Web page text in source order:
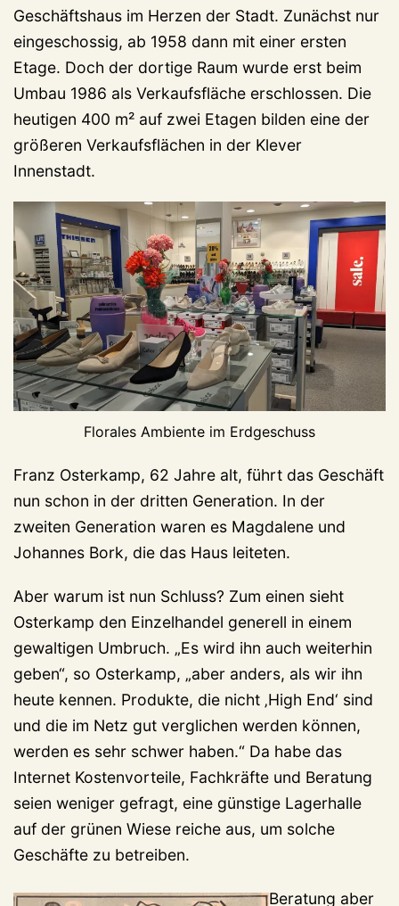
Geschäftshaus im Herzen der Stadt. Zunächst nur
eingeschossig, ab 1958 dann mit einer ersten
Etage. Doch der dortige Raum wurde erst beim
Umbau 1986 als Verkaufsfläche erschlossen. Die
heutigen 400 m² auf zwei Etagen bilden eine der
größeren Verkaufsflächen in der Klever
Innenstadt.
Florales Ambiente im Erdgeschuss
Franz Osterkamp, 62 Jahre alt, führt das Geschäft
nun schon in der dritten Generation. In der
zweiten Generation waren es Magdalene und
Johannes Bork, die das Haus leiteten.
Aber warum ist nun Schluss? Zum einen sieht
Osterkamp den Einzelhandel generell in einem
gewaltigen Umbruch. „Es wird ihn auch weiterhin
geben“, so Osterkamp, „aber anders, als wir ihn
heute kennen. Produkte, die nicht ‚High End‘ sind
und die im Netz gut verglichen werden können,
werden es sehr schwer haben.“ Da habe das
Internet Kostenvorteile, Fachkräfte und Beratung
seien weniger gefragt, eine günstige Lagerhalle
auf der grünen Wiese reiche aus, um solche
Geschäfte zu betreiben.
Beratung aber